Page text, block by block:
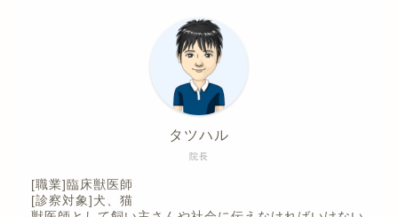
院長
タツハル
[職業]臨床獣医師
[診察対象]犬、猫